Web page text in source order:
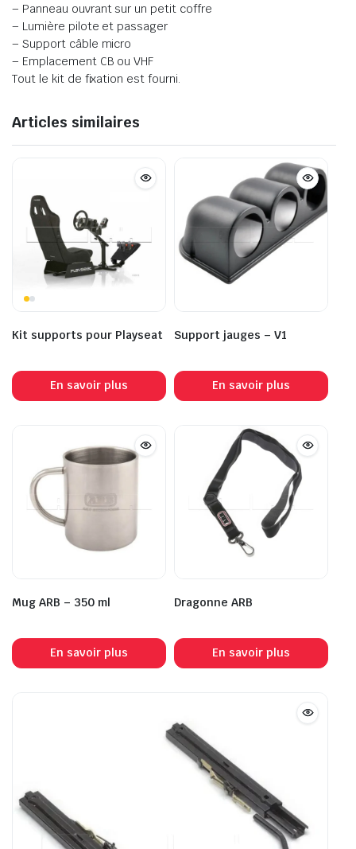
– Panneau ouvrant sur un petit coffre
– Lumière pilote et passager
– Support câble micro
– Emplacement CB ou VHF
Tout le kit de fixation est fourni.
Articles similaires
Kit supports pour Playseat
En savoir plus
Support jauges – V1
En savoir plus
Mug ARB – 350 ml
En savoir plus
Dragonne ARB
En savoir plus